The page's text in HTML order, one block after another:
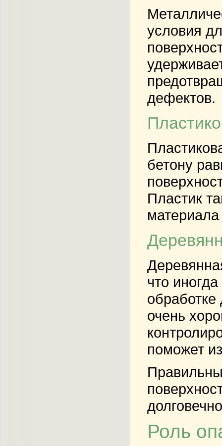
условия
дефектов.
бетону
Пластик
что
очень
поможет
Роль